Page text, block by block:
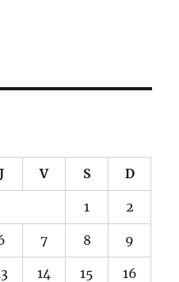
J V S D
1 2
7 8 9
14 15 16